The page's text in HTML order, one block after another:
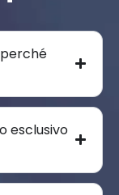
esclusivo